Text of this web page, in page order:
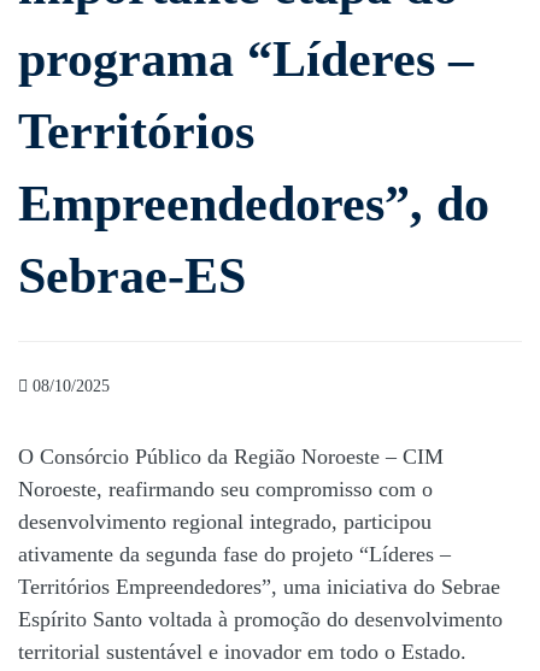
em
importante
etapa
programa
Territórios
Empreendedores”,
do
Sebrae-
programa “Líderes –
Territórios
Empreendedores”, do
Sebrae-ES
08/10/2025
O Consórcio Público da Região Noroeste – CIM
Noroeste, reafirmando seu compromisso com o
desenvolvimento regional integrado, participou
ativamente da segunda fase do projeto “Líderes –
Territórios Empreendedores”, uma iniciativa do Sebrae
Espírito Santo voltada à promoção do desenvolvimento
territorial sustentável e inovador em todo o Estado.